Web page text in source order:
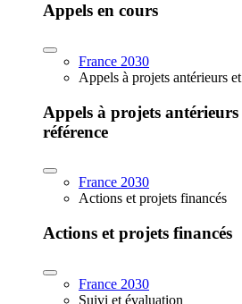
Appels en cours
France 2030
Appels à projets antérieurs
Appels à projets antérieurs
référence
France 2030
Actions et projets financés
Actions et projets financés
France 2030
Suivi et évaluation